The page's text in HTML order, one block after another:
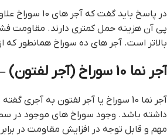
در پاسخ باید گفت که آجر های 10 سوراخ علاوه بر مصرف مواد اولیه کمتر و در نتیجه قیمت به صرفه تر، وزن کمتری نیز دارند و در
پی آن هزینه حمل کمتری دارند. مقاومت
بالاتر است. آجر های ده سوراخ همانطور که از نامشان مشخص است
آجر نما 10 سوراخ (آجر لفتون) – Brick Ten Holes
آجر نما 10 سوراخ یا آجر لفتون به آجری گفته می شود که در سطح آن 10 سوراخ با قطرهای 1.5 تا 2.5 سانتی متری وجود
داشته باشد. وجود سوراخ های موجود در
مهم و قابل توجه در افزایش مقاومت در